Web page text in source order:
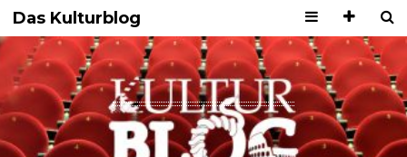
Das Kulturblog